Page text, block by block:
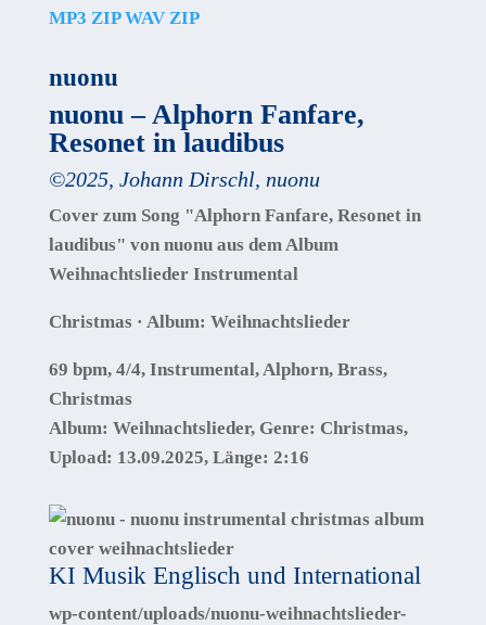
MP3 ZIP WAV ZIP
nuonu
nuonu – Alphorn Fanfare,
Resonet in laudibus
©2025, Johann Dirschl, nuonu
Cover zum Song "Alphorn Fanfare, Resonet in
laudibus" von nuonu aus dem Album
Weihnachtslieder Instrumental
Christmas · Album: Weihnachtslieder
69 bpm, 4/4, Instrumental, Alphorn, Brass,
Christmas
Album: Weihnachtslieder, Genre: Christmas,
Upload: 13.09.2025, Länge: 2:16
KI Musik Englisch und International
wp-content/uploads/nuonu-weihnachtslieder-